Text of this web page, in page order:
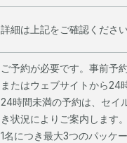
詳細は上記をご確認ください
ご予約が必要です。事前予
またはウェブサイトから24
24時間未満の予約は、セイ
き状況によりご案内します。
1名につき最大3つのパッケ